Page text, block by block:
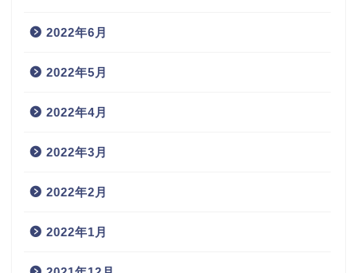
2022年6月
2022年5月
2022年4月
2022年3月
2022年2月
2022年1月